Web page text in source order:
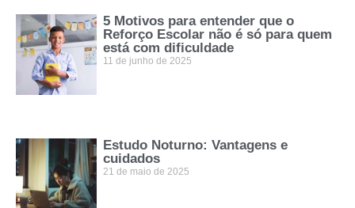
5 Motivos para entender que o
Reforço Escolar não é só para quem
está com dificuldade
11 de junho de 2025
Estudo Noturno: Vantagens e
cuidados
21 de maio de 2025